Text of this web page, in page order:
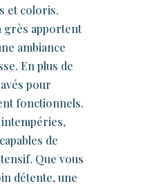
et coloris.
grès apportent
ambiance
En plus de
pour
fonctionnels.
de
Que vous
détente, une